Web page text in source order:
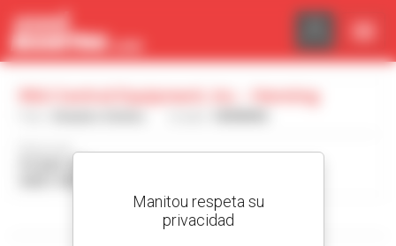
Dirección :
Mostrar filtros de búsqueda
Panel de gestión de cookies
Manitou respeta su
privacidad